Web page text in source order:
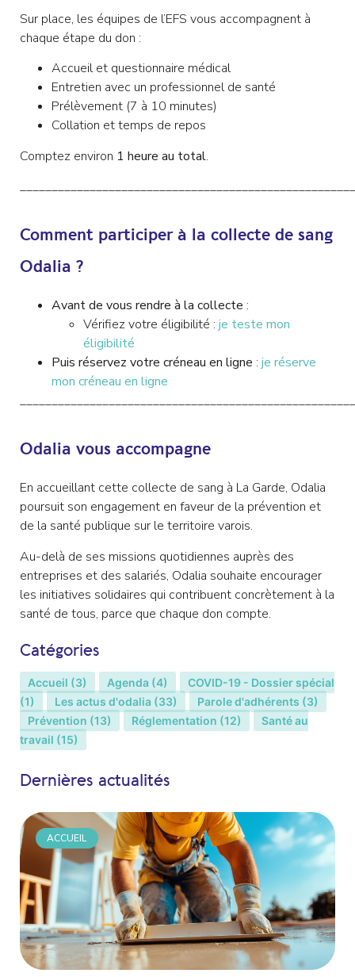
Sur place, les équipes de l’EFS vous accompagnent à
chaque étape du don :
Accueil et questionnaire médical
Entretien avec un professionnel de santé
Prélèvement (7 à 10 minutes)
Collation et temps de repos
Comptez environ 1 heure au total.
Comment participer à la collecte de sang
Odalia ?
Avant de vous rendre à la collecte :
Vérifiez votre éligibilité : je teste mon
éligibilité
Puis réservez votre créneau en ligne : je réserve
mon créneau en ligne
Odalia vous accompagne
En accueillant cette collecte de sang à La Garde, Odalia
poursuit son engagement en faveur de la prévention et
de la santé publique sur le territoire varois.
Au-delà de ses missions quotidiennes auprès des
entreprises et des salariés, Odalia souhaite encourager
les initiatives solidaires qui contribuent concrètement à la
santé de tous, parce que chaque don compte.
Catégories
Accueil (3) Agenda (4)
COVID-19 - Dossier spécial
(1)
Les actus d'odalia (33) Parole d'adhérents (3)
Prévention (13) Réglementation (12)
Santé au
travail (15)
Dernières actualités
ACCUEIL